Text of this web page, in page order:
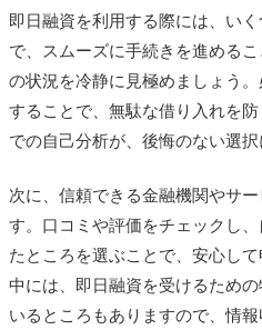
即日融資を利用する際には、い
で、スムーズに手続きを進める
の状況を冷静に見極めましょう
することで、無駄な借り入れを
での自己分析が、後悔のない選択
次に、信頼できる金融機関やサ
す。口コミや評価をチェックし
たところを選ぶことで、安心し
中には、即日融資を受けるため
いるところもありますので、情